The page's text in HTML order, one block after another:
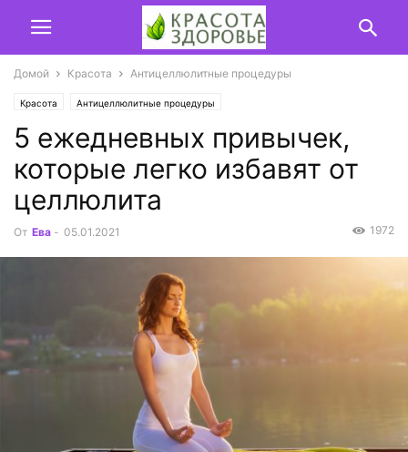
Домой Красота Антицеллюлитные процедуры
Красота Антицеллюлитные процедуры
5 ежедневных привычек,
которые легко избавят от
целлюлита
От Ева - 05.01.2021 1972